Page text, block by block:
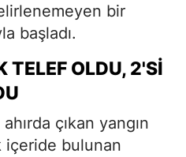
bir
başladı.
TELEF OLDU, 2'SI
çıkan yangın
içeride bulunan